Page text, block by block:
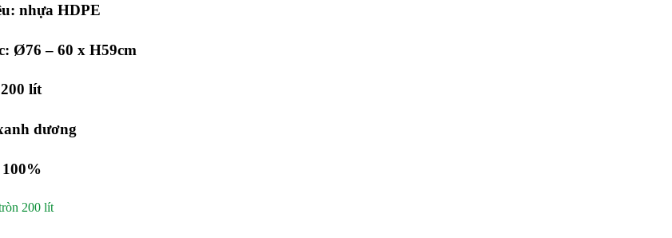
nhựa HDPE
Ø76 – 60 x H59cm
lít
dương